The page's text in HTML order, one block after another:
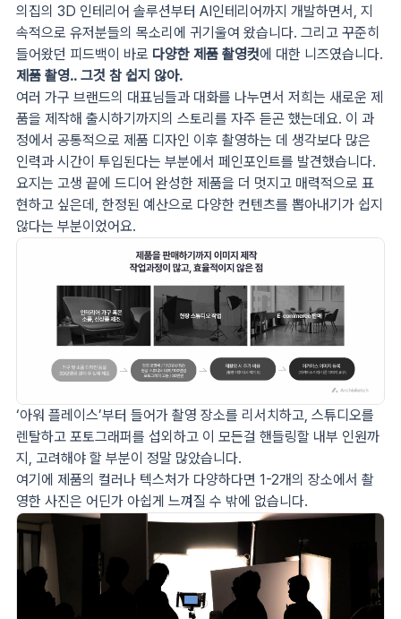
의집의 3D 인테리어 솔루션부터 AI인테리어까지 개발하면서, 지
속적으로 유저분들의 목소리에 귀기울여 왔습니다. 그리고 꾸준히
들어왔던 피드백이 바로 다양한 제품 촬영컷에 대한 니즈였습니다.
제품 촬영.. 그것 참 쉽지 않아.
여러 가구 브랜드의 대표님들과 대화를 나누면서 저희는 새로운 제
품을 제작해 출시하기까지의 스토리를 자주 듣곤 했는데요. 이 과
정에서 공통적으로 제품 디자인 이후 촬영하는 데 생각보다 많은
인력과 시간이 투입된다는 부분에서 페인포인트를 발견했습니다.
요지는 고생 끝에 드디어 완성한 제품을 더 멋지고 매력적으로 표
현하고 싶은데, 한정된 예산으로 다양한 컨텐츠를 뽑아내기가 쉽지
않다는 부분이었어요.
‘아워 플레이스’부터 들어가 촬영 장소를 리서치하고, 스튜디오를
렌탈하고 포토그래퍼를 섭외하고 이 모든걸 핸들링할 내부 인원까
지, 고려해야 할 부분이 정말 많았습니다.
여기에 제품의 컬러나 텍스처가 다양하다면 1-2개의 장소에서 촬
영한 사진은 어딘가 아쉽게 느껴질 수 밖에 없습니다.